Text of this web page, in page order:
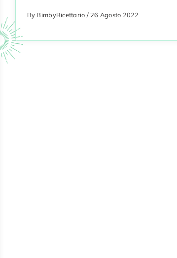
By BimbyRicettario / 26 Agosto 2022